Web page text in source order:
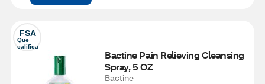
FSA
Que
califica
Bactine Pain Relieving Cleansing
Spray, 5 OZ
Bactine